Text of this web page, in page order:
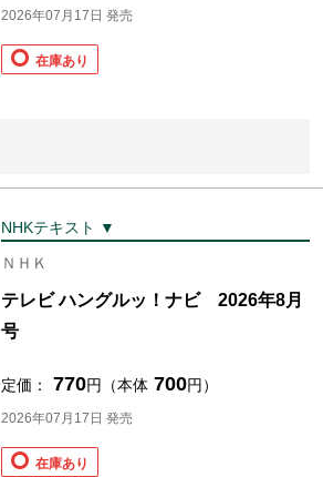
2026年07月17日 発売
在庫あり
NHKテキスト ▼
ＮＨＫ
テレビ ハングルッ！ナビ 2026年8月
号
定価： 770円（本体 700円）
2026年07月17日 発売
在庫あり